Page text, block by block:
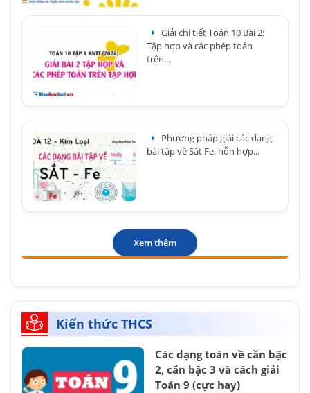
Giải chi tiết Toán 10 Bài 2:
Tập hợp và các phép toán
trên...
Phương pháp giải các dạng
bài tập về Sắt Fe, hỗn hợp...
Xem thêm
Kiến thức THCS
Các dạng toán về căn bậc
2, căn bậc 3 và cách giải
Toán 9 (cực hay)